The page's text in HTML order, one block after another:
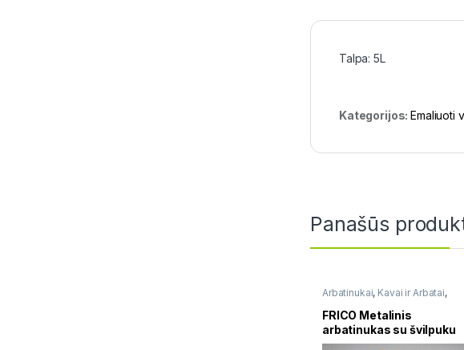
Talpa: 5L
Kategorijos:Emaliuoti
Panašūs
Arbatinukai, Kavai ir Arbatai,
FRICO Metalinis
arbatinukas su švilpuku